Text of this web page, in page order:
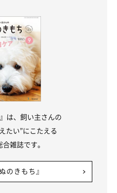
は、飼い主さんの
たい”にこたえる
雑誌です。
のきもち』